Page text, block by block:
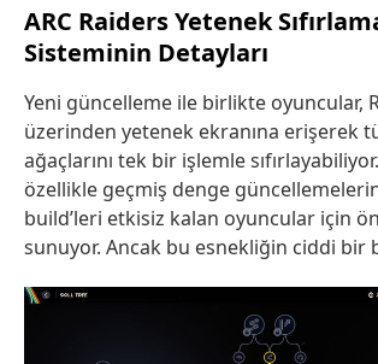
ARC Raiders Yetenek
Sisteminin Detayları
Yeni güncelleme ile birlikte oyuncular,
üzerinden yetenek ekranına erişerek
ağaçlarını tek bir işlemle
özellikle geçmiş denge
build’leri etkisiz kalan oyuncular için
sunuyor. Ancak bu esnekliğin ciddi bir